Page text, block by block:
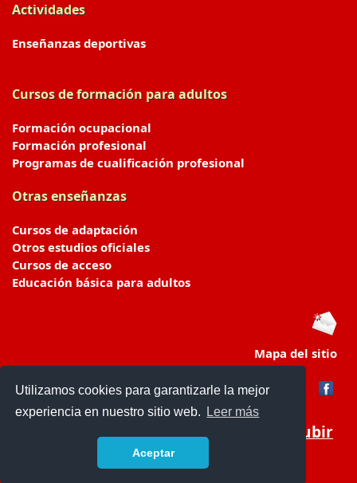
Utilizamos cookies para garantizarle la mejor
experiencia en nuestro sitio web.
Leer más
Aceptar
Actividades
Enseñanzas deportivas
Cursos de formación para adultos
Formación ocupacional
Formación profesional
Programas de cualificación profesional
Otras enseñanzas
Cursos de adaptación
Otros estudios oficiales
Cursos de acceso
Educación básica para adultos
Mapa del sitio
Subir